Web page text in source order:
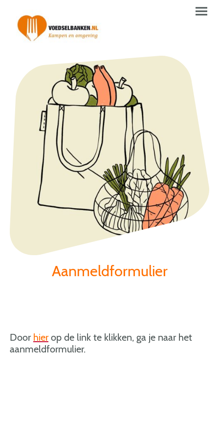
Aanmeldformulier
Door hierop de link te klikken, ga je naar het
aanmeldformulier.